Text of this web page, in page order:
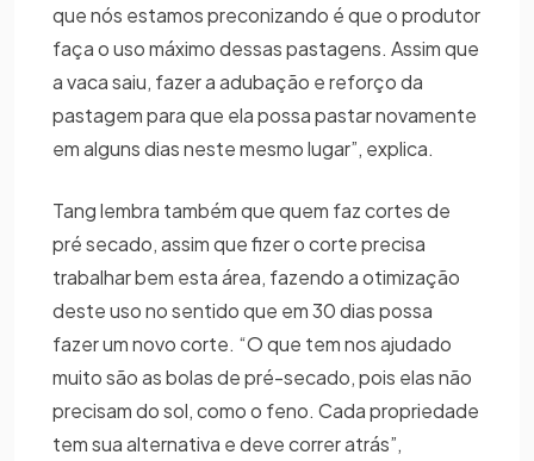
que nós estamos preconizando é que o produtor
faça o uso máximo dessas pastagens. Assim que
a vaca saiu, fazer a adubação e reforço da
pastagem para que ela possa pastar novamente
em alguns dias neste mesmo lugar”, explica.
Tang lembra também que quem faz cortes de
pré secado, assim que fizer o corte precisa
trabalhar bem esta área, fazendo a otimização
deste uso no sentido que em 30 dias possa
fazer um novo corte. “O que tem nos ajudado
muito são as bolas de pré-secado, pois elas não
precisam do sol, como o feno. Cada propriedade
tem sua alternativa e deve correr atrás”,